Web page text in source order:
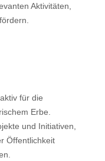
Aktivitäten,
für die
Erbe.
und Initiativen,
Öffentlichkeit